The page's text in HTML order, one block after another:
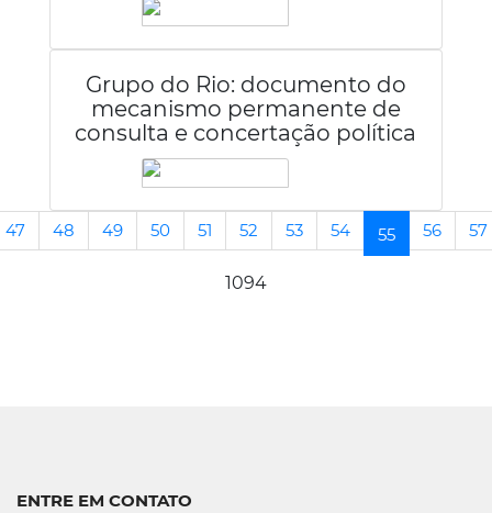
Grupo do Rio: documento do
mecanismo permanente de
consulta e concertação política
47 48 49 50 51 52 53 54 55(current)
56 57
1094
ENTRE EM CONTATO